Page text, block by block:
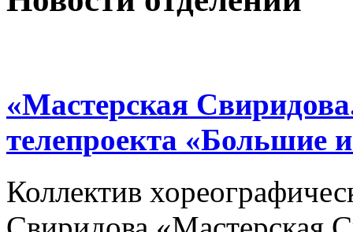
«Мастерская
телепроекта «Большие
Коллектив